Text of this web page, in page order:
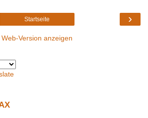
›
Startseite
Web-Version anzeigen